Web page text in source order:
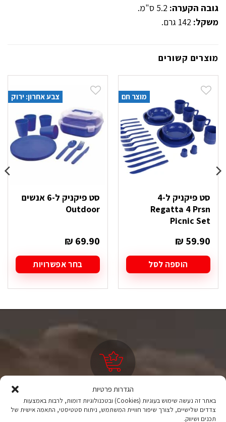
הגדרות פרטיות
באתר זה נעשה שימוש בעוגיות (Cookies) ובטכנולוגיות דומות, לרבות באמצעות
צדדים שלישיים, לצורך שיפור חוויית המשתמש, ניתוח סטטיסטי, התאמה אישית של
תכנים ושיווק.
גובה הקערה:
משקל:
מוצרים קשורים
מוצר חם
סט פיקניק ל-4
Regatta 4 Prsn
Picnic Set
₪ 59.90
הוספה לסל
צבע אחרון: ירוק
סט פיקניק ל-6 אנשים
Outdoor
₪ 69.90
בחר אפשרויות
זה
ניתן
לבחור
האפשרויות
המוצר
ציוד טיולים
מהיבואן לצרכן